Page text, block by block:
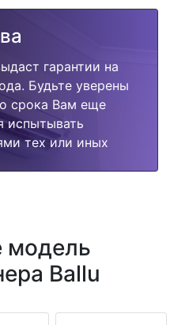
гарантии на
Будьте уверены
срока Вам еще
испытывать
тех или иных
модель
Ballu